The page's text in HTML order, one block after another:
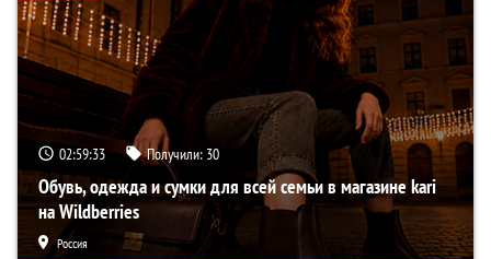
02:59:32 Получили: 30
Обувь, одежда и сумки для всей семьи в магазине kari
на Wildberries
Россия